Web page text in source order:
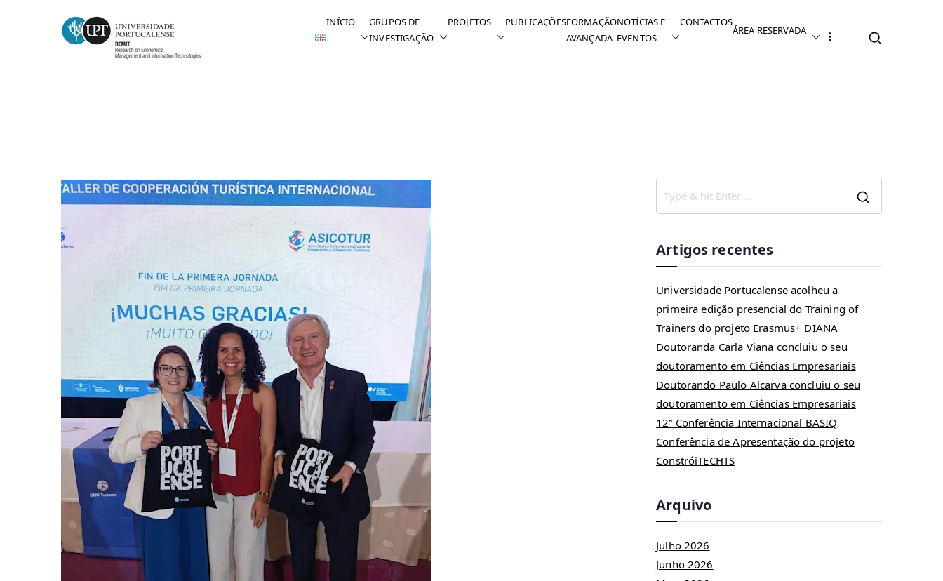
INÍCIO
GRUPOS DE
INVESTIGAÇÃO
PROJETOS PUBLICAÇÕESFORMAÇÃO
AVANÇADA
NOTÍCIAS E
EVENTOS
CONTACTOS
ÁREA RESERVADA
Artigos recentes
Universidade Portucalense acolheu a
primeira edição presencial do Training of
Trainers do projeto Erasmus+ DIANA
Doutoranda Carla Viana concluiu o seu
doutoramento em Ciências Empresariais
Doutorando Paulo Alcarva concluiu o seu
doutoramento em Ciências Empresariais
12ª Conferência Internacional BASIQ
Conferência de Apresentação do projeto
ConstróiTECHTS
Arquivo
Julho 2026
Junho 2026